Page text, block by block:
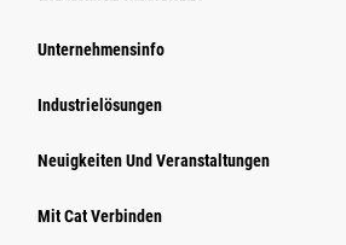
Unternehmensinfo
Industrielösungen
Neuigkeiten Und Veranstaltungen
Mit Cat Verbinden